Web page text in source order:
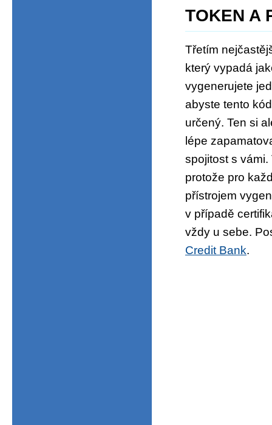
TOKEN A
Třetím
který vypadá
vygenerujete
abyste tento
určený. Ten si
lépe
spojitost s
protože pro
přístrojem
v případě
vždy u sebe.
Credit Bank.